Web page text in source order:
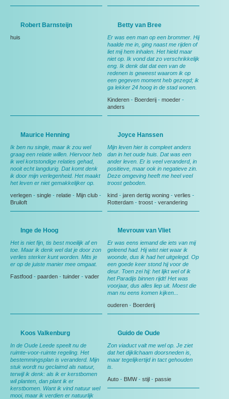
Robert Barnsteijn
huis
Betty van Bree
Er was een man op een brommer. Hij
haalde me in, ging naast me rijden of
liet mij hem inhalen. Het hield maar
niet op. Ik vond dat zo verschrikkelijk
eng. Ik denk dat dat een van de
redenen is geweest waarom ik op
een gegeven moment heb gezegd; ik
ga lekker 24 hoog in de stad wonen.
Kinderen - Boerderij - moeder -
anders
Maurice Henning
Ik ben nu single, maar ik zou wel
graag een relatie willen. Hiervoor heb
ik wel kortstondige relaties gehad,
nooit echt langdurig. Dat komt denk
ik door mijn verlegenheid. Het maakt
het leven er niet gemakkelijker op.
verlegen - single - relatie - Mijn club -
Bruiloft
Joyce Hanssen
Mijn leven hier is compleet anders
dan in het oude huis. Dat was een
ander leven. Er is veel veranderd, in
positieve, maar ook in negatieve zin.
Deze omgeving heeft me heel veel
troost geboden.
kind - jaren dertig woning - verlies -
Rotterdam - troost - verandering
Inge de Hoog
Het is niet fijn, tis best moeilijk af en
toe. Maar ik denk wel dat je door zon
verlies sterker kunt worden. Mits je
er op de juiste manier mee omgaat.
Fastfood - paarden - tuinder - vader
Mevrouw van Vliet
Er was eens iemand die iets van mij
geleend had. Hij wist niet waar ik
woonde, dus ik had het uitgelegd. Op
een goede keer stond hij voor de
deur. Toen zei hij: het lijkt wel of ik
het Paradijs binnen rijdt! Het was
voorjaar, dus alles liep uit. Moest die
man nu eens komen kijken...
ouderen - Boerderij
Koos Valkenburg
In de Oude Leede speelt nu de
ruimte-voor-ruimte regeling. Het
bestemmingsplan is veranderd. Mijn
stuk wordt nu geclaimd als natuur,
terwijl ik denk: als ik er kerstbomen
wil planten, dan plant ik er
kerstbomen. Want ik vind natuur wel
mooi, maar ik verdien er natuurlijk
Guido de Oude
Zon viaduct valt me wel op. Je ziet
dat het dijklichaam doorsneden is,
maar tegelijkertijd in tact gehouden
is.
Auto - BMW- stijl - passie